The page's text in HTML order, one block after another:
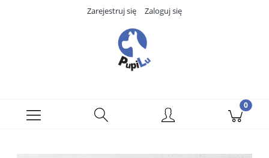
Zarejestruj się Zaloguj się